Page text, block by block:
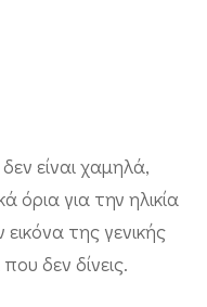
είναι χαμηλά,
για την ηλικία
της γενικής
δεν δίνεις.